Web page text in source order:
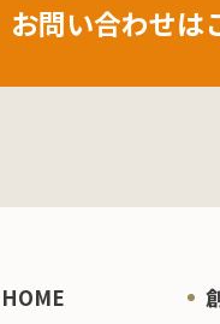
お問い合わせは
HOME